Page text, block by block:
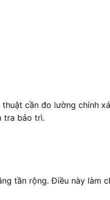
cần đo lường chính
tra bảo trì.
tần rộng. Điều này làm